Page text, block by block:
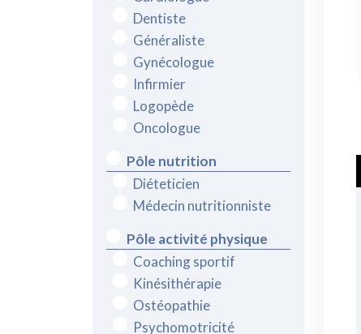
Dentiste
Généraliste
Gynécologue
Infirmier
Logopède
Oncologue
Pôle nutrition
Diéteticien
Médecin nutritionniste
Pôle activité physique
Coaching sportif
Kinésithérapie
Ostéopathie
Psychomotricité